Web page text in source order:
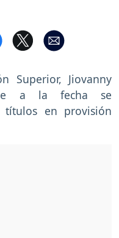
Superior, Jiovanny
a la fecha se
títulos en provisión